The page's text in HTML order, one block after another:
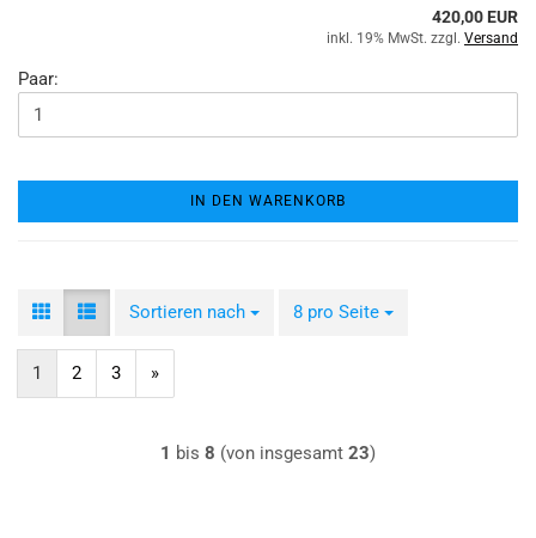
420,00 EUR
inkl. 19% MwSt. zzgl. Versand
Paar:
IN DEN WARENKORB
Sortieren nach
Sortieren nach 8 pro Seite
pro Seite
1 2 3 »
1 bis 8 (von insgesamt 23)